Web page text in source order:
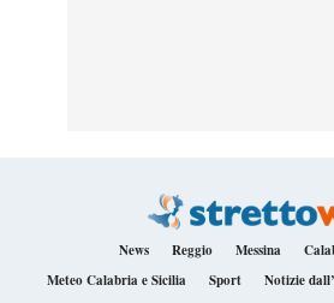
News Reggio Messina
Meteo Calabria e Sicilia
Sport Notizie